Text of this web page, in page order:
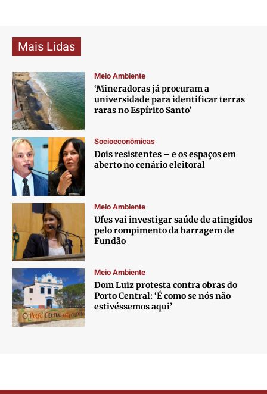
Mais Lidas
Meio Ambiente
‘Mineradoras já procuram a
universidade para identificar terras
raras no Espírito Santo’
Socioeconômicas
Dois resistentes – e os espaços em
aberto no cenário eleitoral
Meio Ambiente
Ufes vai investigar saúde de atingidos
pelo rompimento da barragem de
Fundão
Meio Ambiente
Dom Luiz protesta contra obras do
Porto Central: ‘É como se nós não
estivéssemos aqui’